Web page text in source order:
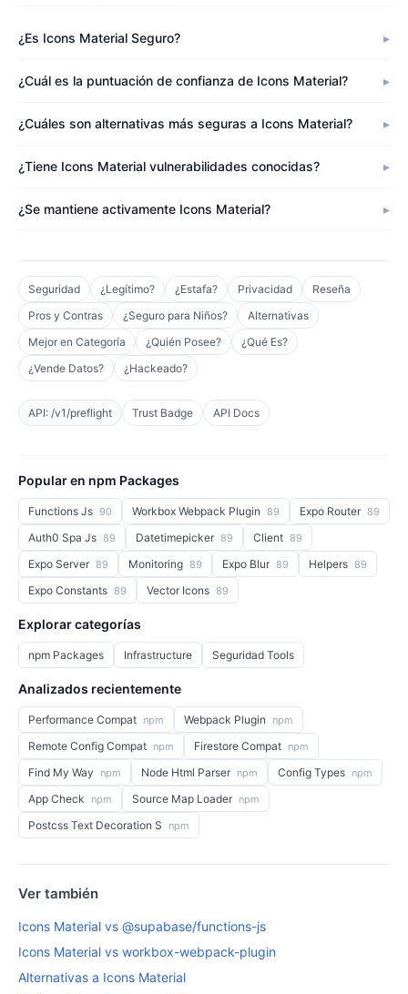
¿Es Icons Material Seguro?
¿Cuál es la puntuación de confianza de Icons Material?
¿Cuáles son alternativas más seguras a Icons Material?
¿Tiene Icons Material vulnerabilidades conocidas?
¿Se mantiene activamente Icons Material?
Seguridad ¿Legítimo? ¿Estafa? Privacidad
Reseña
Pros y Contras
¿Seguro para Niños?
Alternativas
Mejor en Categoría
¿Quién Posee?
¿Qué Es?
¿Vende Datos?
¿Hackeado?
API: /v1/preflight Trust Badge API Docs
Popular en npm Packages
Functions Js 90 Workbox Webpack Plugin 89 Expo Router 89
Auth0 Spa Js 89 Datetimepicker 89 Client 89
Expo Server 89 Monitoring 89 Expo Blur 89 Helpers 89
Expo Constants 89 Vector Icons 89
Explorar categorías
npm Packages Infrastructure Seguridad Tools
Analizados recientemente
Performance Compat npm Webpack Plugin npm
Remote Config Compat npm Firestore Compat npm
Find My Way npm Node Html Parser npm Config Types npm
App Check npm Source Map Loader npm
Postcss Text Decoration S npm
Ver también
Icons Material vs @supabase/functions-js
Icons Material vs workbox-webpack-plugin
Alternativas a Icons Material